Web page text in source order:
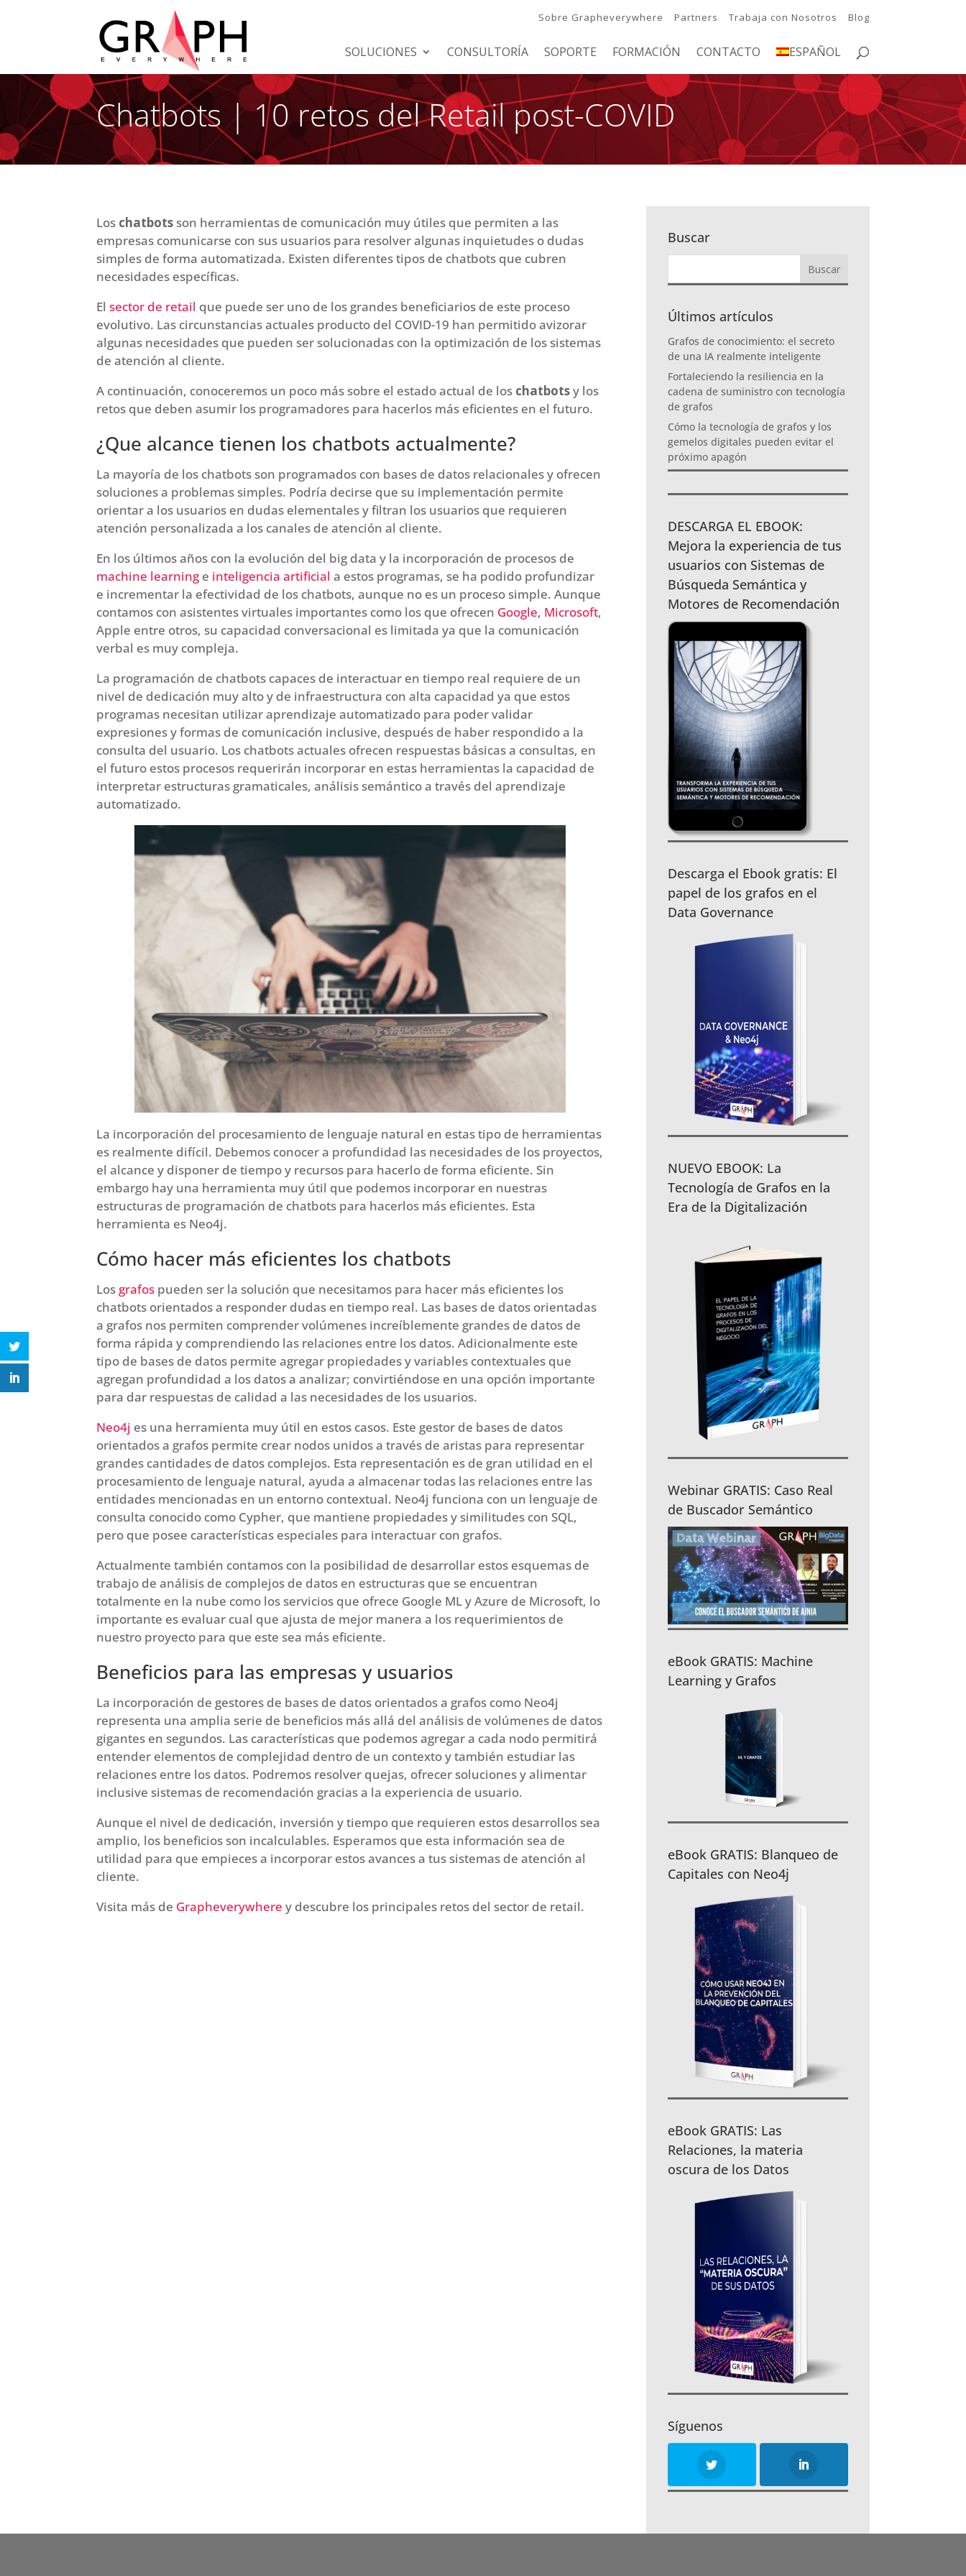
Sobre Grapheverywhere Partners Trabaja con Nosotros Blog
SOLUCIONES CONSULTORÍA SOPORTE FORMACIÓN CONTACTO ESPAÑOL
Chatbots | 10 retos del Retail post-COVID
Los chatbotsson herramientas de comunicación muy útiles que permiten a las
empresas comunicarse con sus usuarios para resolver algunas inquietudes o dudas
simples de forma automatizada. Existen diferentes tipos de chatbots que cubren
necesidades específicas.
Elsector de retail que puede ser uno de los grandes beneficiarios de este proceso
evolutivo. Las circunstancias actuales producto del COVID-19 han permitido avizorar
algunas necesidades que pueden ser solucionadas con la optimización de los sistemas
de atención al cliente.
A continuación, conoceremos un poco más sobre el estado actual de los chatbotsy los
retos que deben asumir los programadores para hacerlos más eficientes en el futuro.
¿Que alcance tienen los chatbots actualmente?
La mayoría de los chatbots son programados con bases de datos relacionales y ofrecen
soluciones a problemas simples. Podría decirse que su implementación permite
orientar a los usuarios en dudas elementales y filtran los usuarios que requieren
atención personalizada a los canales de atención al cliente.
En los últimos años con la evolución del big data y la incorporación de procesos de
machine learning e inteligencia artificial a estos programas, se ha podido profundizar
e incrementar la efectividad de los chatbots, aunque no es un proceso simple. Aunque
contamos con asistentes virtuales importantes como los que ofrecen Google, Microsoft,
Apple entre otros, su capacidad conversacional es limitada ya que la comunicación
verbal es muy compleja.
La programación de chatbots capaces de interactuar en tiempo real requiere de un
nivel de dedicación muy alto y de infraestructura con alta capacidad ya que estos
programas necesitan utilizar aprendizaje automatizado para poder validar
expresiones y formas de comunicación inclusive, después de haber respondido a la
consulta del usuario. Los chatbots actuales ofrecen respuestas básicas a consultas, en
el futuro estos procesos requerirán incorporar en estas herramientas la capacidad de
interpretar estructuras gramaticales, análisis semántico a través del aprendizaje
automatizado.
La incorporación del procesamiento de lenguaje natural en estas tipo de herramientas
es realmente difícil. Debemos conocer a profundidad las necesidades de los proyectos,
el alcance y disponer de tiempo y recursos para hacerlo de forma eficiente. Sin
embargo hay una herramienta muy útil que podemos incorporar en nuestras
estructuras de programación de chatbots para hacerlos más eficientes. Esta
herramienta es Neo4j.
Cómo hacer más eficientes los chatbots
Losgrafos pueden ser la solución que necesitamos para hacer más eficientes los
chatbots orientados a responder dudas en tiempo real. Las bases de datos orientadas
a grafos nos permiten comprender volúmenes increíblemente grandes de datos de
forma rápida y comprendiendo las relaciones entre los datos. Adicionalmente este
tipo de bases de datos permite agregar propiedades y variables contextuales que
agregan profundidad a los datos a analizar; convirtiéndose en una opción importante
para dar respuestas de calidad a las necesidades de los usuarios.
Neo4j es una herramienta muy útil en estos casos. Este gestor de bases de datos
orientados a grafos permite crear nodos unidos a través de aristas para representar
grandes cantidades de datos complejos. Esta representación es de gran utilidad en el
procesamiento de lenguaje natural, ayuda a almacenar todas las relaciones entre las
entidades mencionadas en un entorno contextual. Neo4j funciona con un lenguaje de
consulta conocido como Cypher, que mantiene propiedades y similitudes con SQL,
pero que posee características especiales para interactuar con grafos.
Actualmente también contamos con la posibilidad de desarrollar estos esquemas de
trabajo de análisis de complejos de datos en estructuras que se encuentran
totalmente en la nube como los servicios que ofrece Google ML y Azure de Microsoft, lo
importante es evaluar cual que ajusta de mejor manera a los requerimientos de
nuestro proyecto para que este sea más eficiente.
Beneficios para las empresas y usuarios
La incorporación de gestores de bases de datos orientados a grafos como Neo4j
representa una amplia serie de beneficios más allá del análisis de volúmenes de datos
gigantes en segundos. Las características que podemos agregar a cada nodo permitirá
entender elementos de complejidad dentro de un contexto y también estudiar las
relaciones entre los datos. Podremos resolver quejas, ofrecer soluciones y alimentar
inclusive sistemas de recomendación gracias a la experiencia de usuario.
Aunque el nivel de dedicación, inversión y tiempo que requieren estos desarrollos sea
amplio, los beneficios son incalculables. Esperamos que esta información sea de
utilidad para que empieces a incorporar estos avances a tus sistemas de atención al
cliente.
Visita más de Grapheverywhere y descubre los principales retos del sector de retail.
Buscar
Últimos artículos
Grafos de conocimiento: el secreto
de una IA realmente inteligente
Fortaleciendo la resiliencia en la
cadena de suministro con tecnología
de grafos
Cómo la tecnología de grafos y los
gemelos digitales pueden evitar el
próximo apagón
DESCARGA EL EBOOK:
Mejora la experiencia de tus
usuarios con Sistemas de
Búsqueda Semántica y
Motores de Recomendación
Descarga el Ebook gratis: El
papel de los grafos en el
Data Governance
NUEVO EBOOK: La
Tecnología de Grafos en la
Era de la Digitalización
Webinar GRATIS: Caso Real
de Buscador Semántico
eBook GRATIS: Machine
Learning y Grafos
eBook GRATIS: Blanqueo de
Capitales con Neo4j
eBook GRATIS: Las
Relaciones, la materia
oscura de los Datos
Síguenos